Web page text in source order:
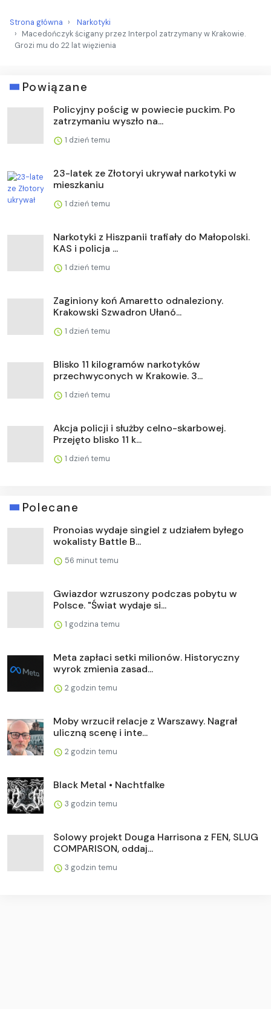
Strona główna
Narkotyki
Macedończyk ścigany przez Interpol zatrzymany w Krakowie.
Grozi mu do 22 lat więzienia
Powiązane
Policyjny pościg w powiecie puckim. Po
zatrzymaniu wyszło na...
1 dzień temu
23-latek ze Złotoryi ukrywał narkotyki w
mieszkaniu
1 dzień temu
Narkotyki z Hiszpanii trafiały do Małopolski.
KAS i policja ...
1 dzień temu
Zaginiony koń Amaretto odnaleziony.
Krakowski Szwadron Ułanó...
1 dzień temu
Blisko 11 kilogramów narkotyków
przechwyconych w Krakowie. 3...
1 dzień temu
Akcja policji i służby celno-skarbowej.
Przejęto blisko 11 k...
1 dzień temu
Polecane
Pronoias wydaje singiel z udziałem byłego
wokalisty Battle B...
56 minut temu
Gwiazdor wzruszony podczas pobytu w
Polsce. "Świat wydaje si...
1 godzina temu
Meta zapłaci setki milionów. Historyczny
wyrok zmienia zasad...
2 godzin temu
Moby wrzucił relacje z Warszawy. Nagrał
uliczną scenę i inte...
2 godzin temu
Black Metal • Nachtfalke
3 godzin temu
Solowy projekt Douga Harrisona z FEN, SLUG
COMPARISON, oddaj...
3 godzin temu